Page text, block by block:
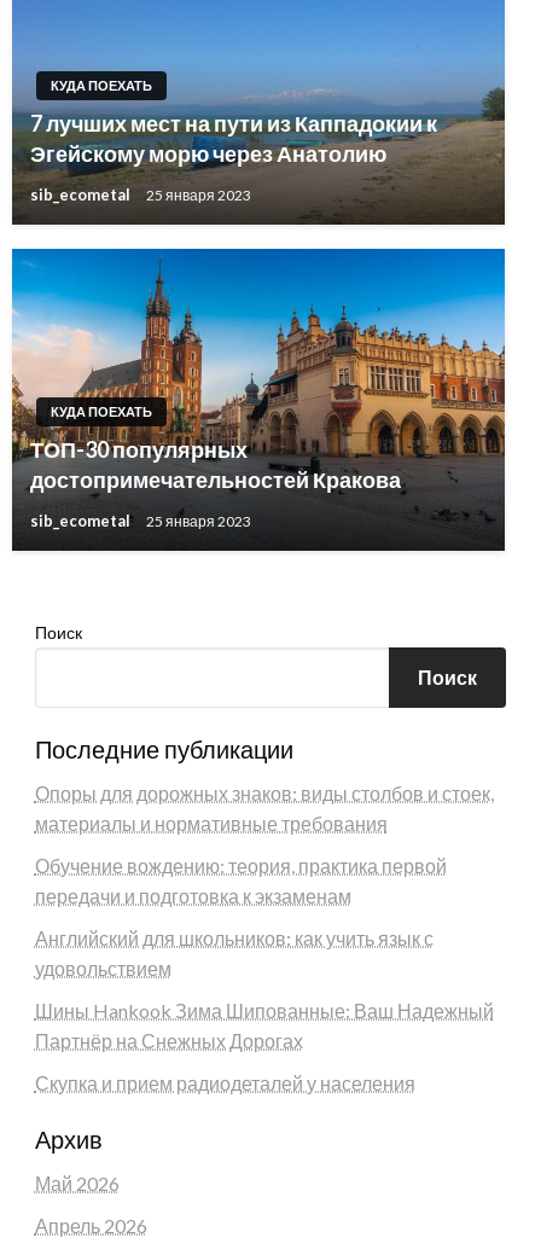
КУДА ПОЕХАТЬ
7 лучших мест на пути из Каппадокии к
Эгейскому морю через Анатолию
sib_ecometal 25 января 2023
КУДА ПОЕХАТЬ
ТОП-30 популярных
достопримечательностей Кракова
sib_ecometal 25 января 2023
КУДА ПОЕХАТЬ
БАЛКАНЫ: что смотреть и куда ехать
Поиск
Поиск
Последние публикации
Опоры для дорожных знаков: виды столбов и стоек,
материалы и нормативные требования
Обучение вождению: теория, практика первой
передачи и подготовка к экзаменам
Английский для школьников: как учить язык с
удовольствием
Шины Hankook Зима Шипованные: Ваш Надежный
Партнёр на Снежных Дорогах
Скупка и прием радиодеталей у населения
Архив
Май 2026
Апрель 2026